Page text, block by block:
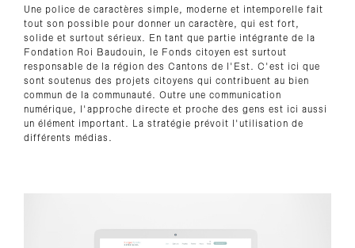
Une police de caractères simple, moderne et intemporelle fait
tout son possible pour donner un caractère, qui est fort,
solide et surtout sérieux. En tant que partie intégrante de la
Fondation Roi Baudouin, le Fonds citoyen est surtout
responsable de la région des Cantons de l'Est. C'est ici que
sont soutenus des projets citoyens qui contribuent au bien
commun de la communauté. Outre une communication
numérique, l'approche directe et proche des gens est ici aussi
un élément important. La stratégie prévoit l'utilisation de
différents médias.